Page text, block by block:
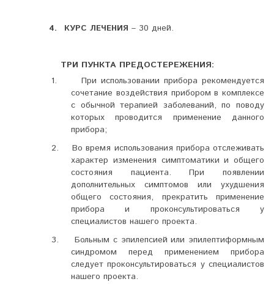
4. КУРС ЛЕЧЕНИЯ – 30 дней.
ТРИ ПУНКТА ПРЕДОСТЕРЕЖЕНИЯ:
1.
При использовании прибора рекомендуется
сочетание воздействия прибором в комплексе
с обычной терапией заболеваний, по поводу
которых проводится применение данного
прибора;
2.
Во время использования прибора отслеживать
характер изменения симптоматики и общего
состояния пациента.
При появлении
дополнительных симптомов или ухудшения
общего состояния, прекратить применение
прибора и проконсультироваться у
специалистов нашего проекта.
3.
Больным с эпилепсией или эпилептиформным
синдромом перед применением прибора
следует проконсультироваться у специалистов
нашего проекта.